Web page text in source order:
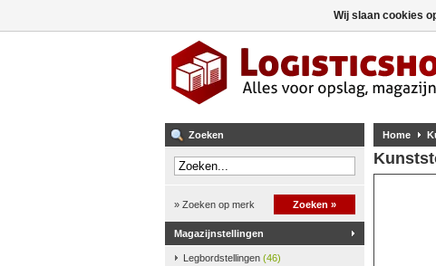
Zoeken
» Zoeken op merk Zoeken »
Magazijnstellingen
Legbordstellingen (46)
Home
Wij slaan cookies